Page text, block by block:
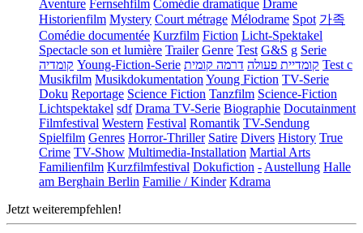
Aventure Fernsehfilm Comédie dramatique Drame
Historienfilm Mystery Court métrage Mélodrame Spot 가족
Comédie documentée Kurzfilm Fiction Licht-Spektakel
Spectacle son et lumière Trailer Genre Test G&S g Serie
קומדיה Young-Fiction-Serie קומדיית פעולה דרמה קומית
Test c
Musikfilm Musikdokumentation Young Fiction TV-Serie
Doku Reportage Science Fiction Tanzfilm Science-Fiction
Lichtspektakel sdf Drama TV-Serie Biographie Docutainment
Filmfestival Western Festival Romantik TV-Sendung
Spielfilm Genres Horror-Thriller Satire Divers History True
Crime TV-Show Multimedia-Installation Martial Arts
Familienfilm Kurzfilmfestival Dokufiction - Austellung Halle
am Berghain Berlin Familie / Kinder Kdrama
Jetzt weiterempfehlen!